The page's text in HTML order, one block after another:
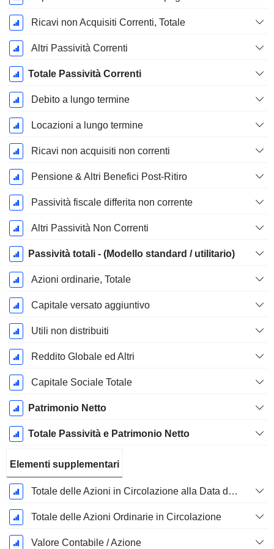
Ricavi non Acquisiti Correnti, Totale
Altri Passività Correnti
Totale Passività Correnti
Debito a lungo termine
Locazioni a lungo termine
Ricavi non acquisiti non correnti
Pensione & Altri Benefici Post-Ritiro
Passività fiscale differita non corrente
Altri Passività Non Correnti
Passività totali - (Modello standard / utilitario)
Azioni ordinarie, Totale
Capitale versato aggiuntivo
Utili non distribuiti
Reddito Globale ed Altri
Capitale Sociale Totale
Patrimonio Netto
Totale Passività e Patrimonio Netto
Elementi supplementari
Totale delle Azioni in Circolazione alla Data di Deposito
Totale delle Azioni Ordinarie in Circolazione
Valore Contabile / Azione